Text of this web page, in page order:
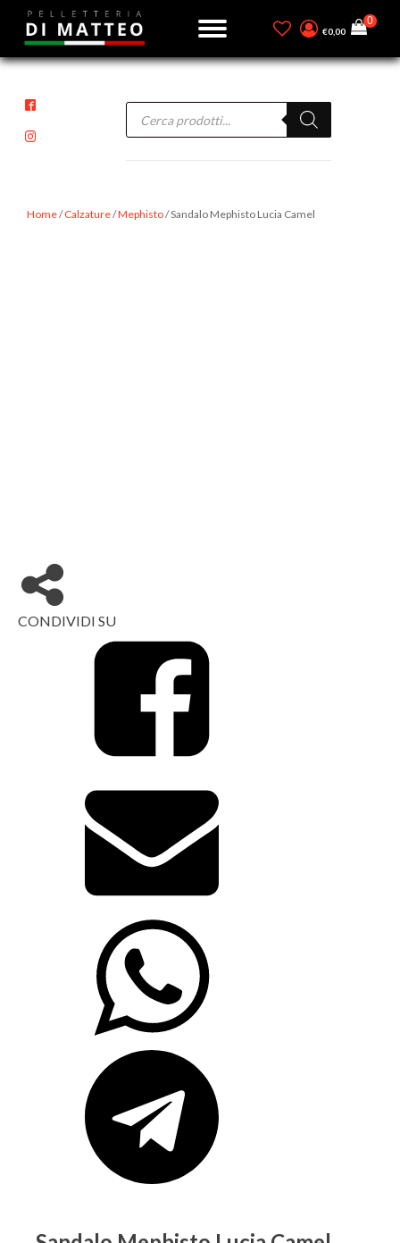
€0,00
Products
Home/Calzature/Mephisto/ Sandalo Mephisto Lucia Camel
CONDIVIDI SU